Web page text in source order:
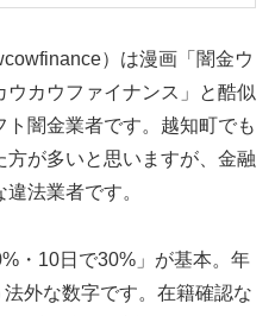
）は漫画「闇金ウ
カウファイナンス」と酷似
闇金業者です。越知町でも
が多いと思いますが、金融
法業者です。
・10日で30%」が基本。年
外な数字です。在籍確認な